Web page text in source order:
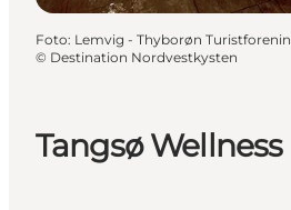
Tangsø Wellness
Foto: Lemvig - Thyborøn
© Destination Nordvestkysten